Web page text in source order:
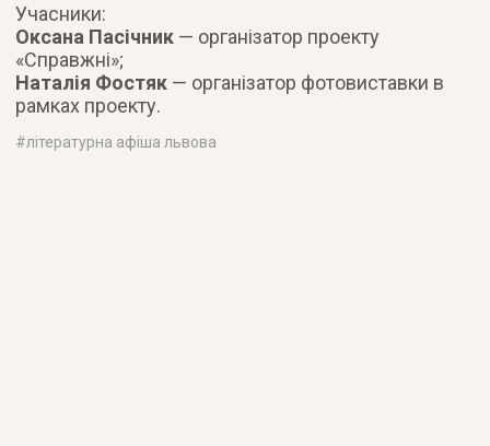
Учасники:
Оксана Пасічник — організатор проекту
«Справжні»;
Наталія Фостяк — організатор фотовиставки в
рамках проекту.
#літературна афіша львова